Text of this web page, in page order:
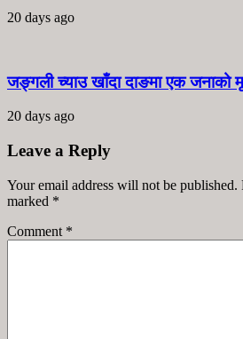
20 days ago
जङ्गली च्याउ खाँदा दाङमा एक जनाको
20 days ago
Leave a Reply
Your email address will not be published.
marked *
Comment *